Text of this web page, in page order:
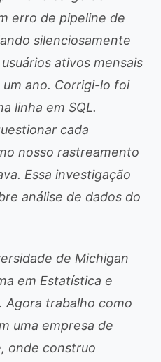
erro de pipeline de
silenciosamente
ativos mensais
um ano. Corrigi-lo foi
linha em SQL.
cada
nosso rastreamento
Essa investigação
análise de dados do
de Michigan
em Estatística e
Agora trabalho como
uma empresa de
onde construo